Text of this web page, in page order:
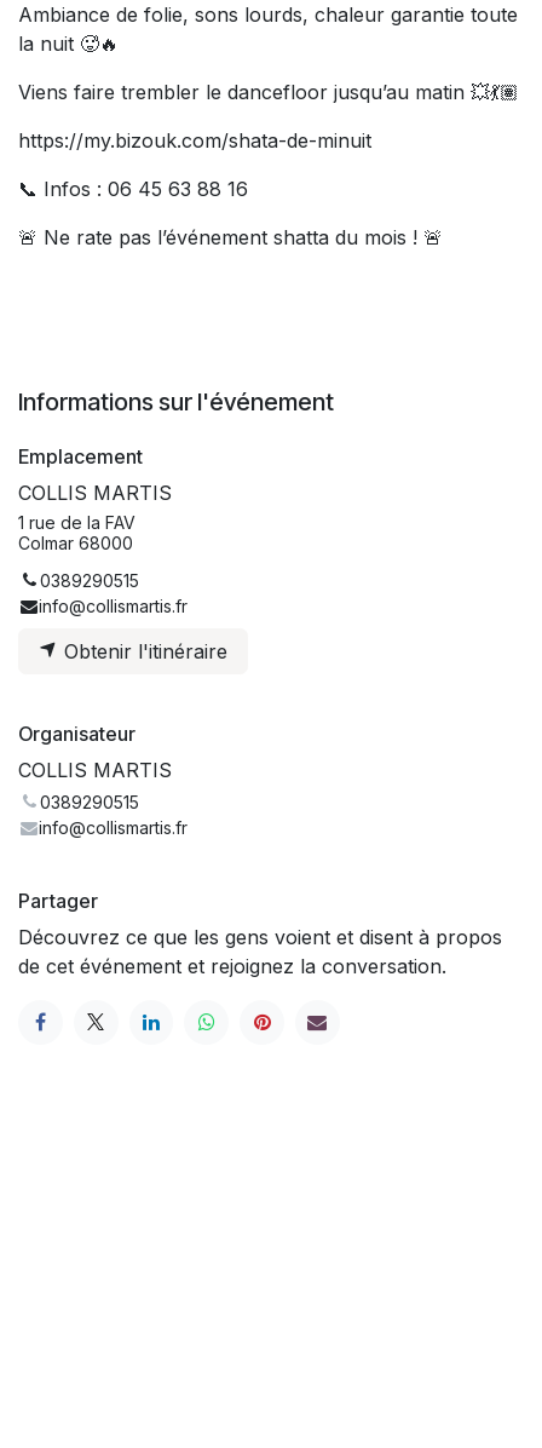
Ambiance de folie, sons lourds, chaleur garantie toute
la nuit 🥵🔥
Viens faire trembler le dancefloor jusqu’au matin 💥💃🏽
https://my.bizouk.com/shata-de-minuit
📞 Infos : 06 45 63 88 16
🚨 Ne rate pas l’événement shatta du mois ! 🚨
Informations sur l'événement
Emplacement
COLLIS MARTIS
1 rue de la FAV
Colmar 68000
0389290515
info@collismartis.fr
Obtenir l'itinéraire
Organisateur
COLLIS MARTIS
0389290515
info@collismartis.fr
Partager
Découvrez ce que les gens voient et disent à propos
de cet événement et rejoignez la conversation.